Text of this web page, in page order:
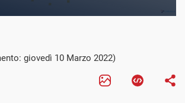
giovedì 10 Marzo 2022)